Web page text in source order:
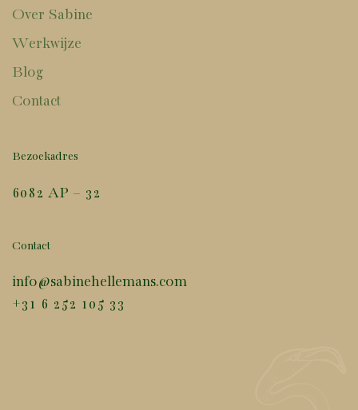
Over Sabine
Werkwijze
Blog
Contact
Bezoekadres
6082 AP – 32
Contact
info@sabinehellemans.com
+31 6 252 105 33